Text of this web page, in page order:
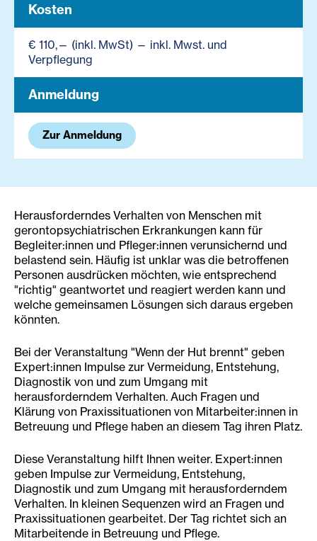
Kosten
€ 110,— (inkl. MwSt) — inkl. Mwst. und
Verpflegung
Anmeldung
Zur Anmeldung
Herausforderndes Verhalten von Menschen mit
gerontopsychiatrischen Erkrankungen kann für
Begleiter:innen und Pfleger:innen verunsichernd und
belastend sein. Häufig ist unklar was die betroffenen
Personen ausdrücken möchten, wie entsprechend
"richtig" geantwortet und reagiert werden kann und
welche gemeinsamen Lösungen sich daraus ergeben
könnten.
Bei der Veranstaltung "Wenn der Hut brennt" geben
Expert:innen Impulse zur Vermeidung, Entstehung,
Diagnostik von und zum Umgang mit
herausforderndem Verhalten. Auch Fragen und
Klärung von Praxissituationen von Mitarbeiter:innen in
Betreuung und Pflege haben an diesem Tag ihren Platz.
Diese Veranstaltung hilft Ihnen weiter. Expert:innen
geben Impulse zur Vermeidung, Entstehung,
Diagnostik und zum Umgang mit herausforderndem
Verhalten. In kleinen Sequenzen wird an Fragen und
Praxissituationen gearbeitet. Der Tag richtet sich an
Mitarbeitende in Betreuung und Pflege.